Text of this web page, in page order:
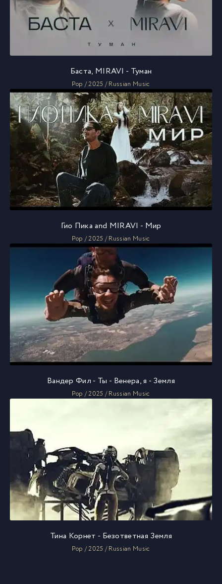
Баста, MIRAVI - Туман
Pop / 2025 / Russian Music
Гио Пика and MIRAVI - Мир
Pop / 2025 / Russian Music
Вандер Фил - Ты - Венера, я - Земля
Pop / 2025 / Russian Music
Тина Корнет - Безответная Земля
Pop / 2025 / Russian Music